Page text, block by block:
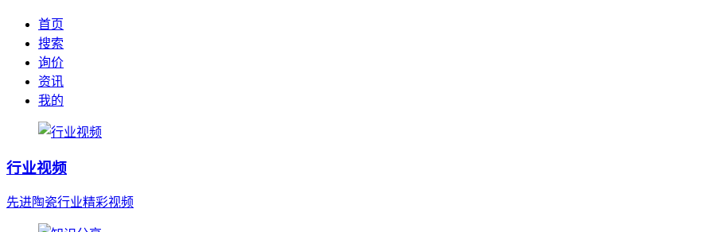
首页
搜索
询价
资讯
我的
行业视频
先进陶瓷行业精彩视频